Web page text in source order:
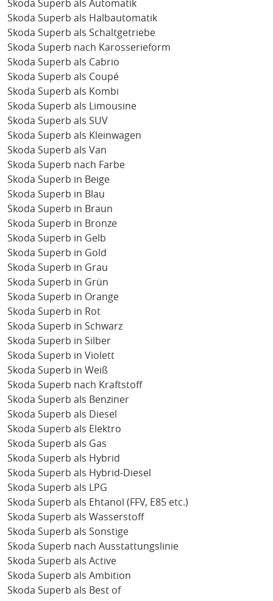
Skoda Superb als Automatik
Skoda Superb als Halbautomatik
Skoda Superb als Schaltgetriebe
Skoda Superb nach Karosserieform
Skoda Superb als Cabrio
Skoda Superb als Coupé
Skoda Superb als Kombi
Skoda Superb als Limousine
Skoda Superb als SUV
Skoda Superb als Kleinwagen
Skoda Superb als Van
Skoda Superb nach Farbe
Skoda Superb in Beige
Skoda Superb in Blau
Skoda Superb in Braun
Skoda Superb in Bronze
Skoda Superb in Gelb
Skoda Superb in Gold
Skoda Superb in Grau
Skoda Superb in Grün
Skoda Superb in Orange
Skoda Superb in Rot
Skoda Superb in Schwarz
Skoda Superb in Silber
Skoda Superb in Violett
Skoda Superb in Weiß
Skoda Superb nach Kraftstoff
Skoda Superb als Benziner
Skoda Superb als Diesel
Skoda Superb als Elektro
Skoda Superb als Gas
Skoda Superb als Hybrid
Skoda Superb als Hybrid-Diesel
Skoda Superb als LPG
Skoda Superb als Ehtanol (FFV, E85 etc.)
Skoda Superb als Wasserstoff
Skoda Superb als Sonstige
Skoda Superb nach Ausstattungslinie
Skoda Superb als Active
Skoda Superb als Ambition
Skoda Superb als Best of